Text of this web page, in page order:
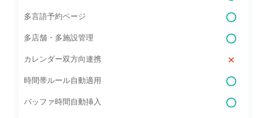
多言語予約ページ
多店舗・多施設管理
カレンダー双方向連携
時間帯ルール自動適用
バッファ時間自動挿入